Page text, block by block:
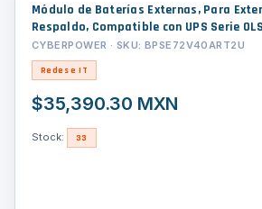
Módulo de Baterías Externas, Para
Respaldo, Compatible con UPS Serie
OLS3000RT2UA
CYBERPOWER · SKU: BPSE72V40ART2U
Redes e IT
$35,390.30 MXN
Stock: 33